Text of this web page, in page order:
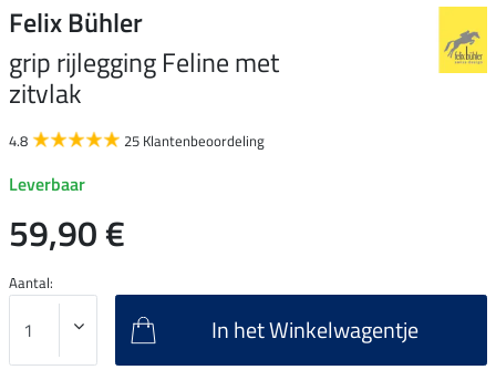
Felix Bühler
grip rijlegging Feline met
zitvlak
4.8 25 Klantenbeoordeling
Leverbaar
59,90 €
Aantal:
In het Winkelwagentje